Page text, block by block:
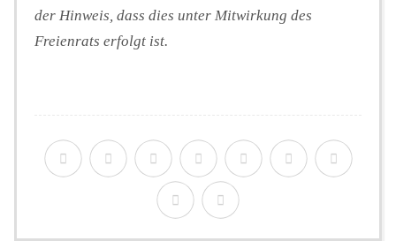
der Hinweis, dass dies unter Mitwirkung des
Freienrats erfolgt ist.